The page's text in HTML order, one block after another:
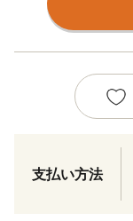
支払い方法